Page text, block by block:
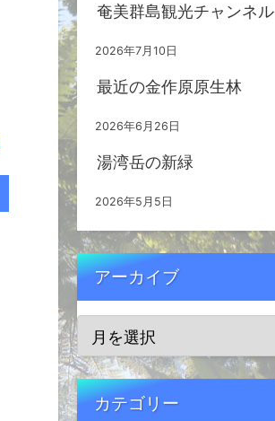
奄美群島観光チャンネル
2026年7月10日
最近の金作原原生林
2026年6月26日
湯湾岳の新緑
2026年5月5日
アーカイブ
カテゴリー